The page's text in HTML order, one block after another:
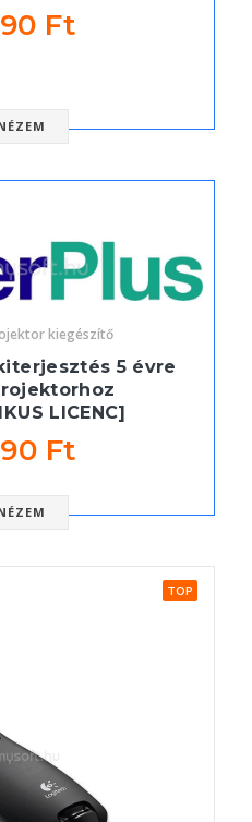
Ft
kiegészítő
5 évre
LICENC]
Ft
TOP